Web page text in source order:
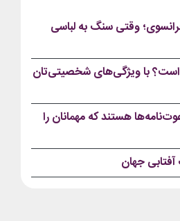
وقتی سنگ به لباسی
است؟ با ویژگی‌های شخصیتی‌تان
هستند که مهمانان را
جهان